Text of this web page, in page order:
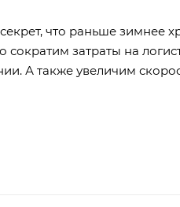
что раньше
затраты на
А также увеличим